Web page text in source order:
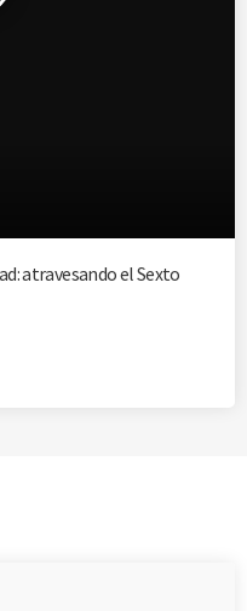
atravesando el Sexto